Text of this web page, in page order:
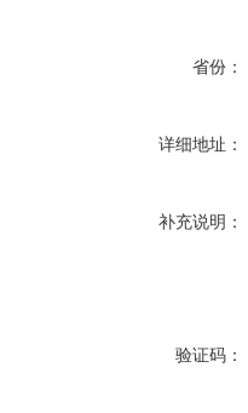
省份：
详细地址：
补充说明：
验证码：